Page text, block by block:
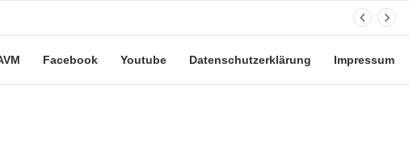
Trick oder echte Vorteile?
Facebook Youtube Datenschutzerklärung Impressum